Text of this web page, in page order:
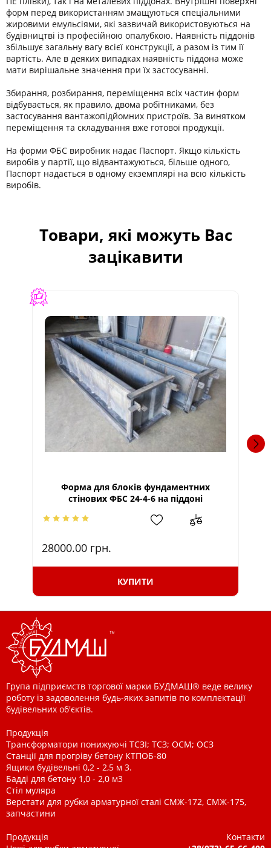
форм перед використанням змащуються спеціальними
жировими емульсіями, які зазвичай використовуються на
будівництві із професійною опалубкою. Наявність піддонів
збільшує загальну вагу всієї конструкції, а разом із тим її
вартість. Але в деяких випадках наявність піддона може
мати вирішальне значення при їх застосуванні.
Збирання, розбирання, переміщення всіх частин форм
відбувається, як правило, двома робітниками, без
застосування вантажопідйомних пристроїв. За винятком
переміщення та складування вже готової продукції.
На форми ФБС виробник надає Паспорт. Якщо кількість
виробів у партії, що відвантажуються, більше одного,
Паспорт надається в одному екземплярі на всю кількість
виробів.
Товари, які можуть Вас
зацікавити
Форма для блоків фундаментних
стінових ФБС 24-4-6 на піддоні
28000.00 грн.
КУПИТИ
Група підприємств торгової марки БУДМАШ® веде велику
роботу із задоволення будь-яких запитів по комплектації
будівельних об'єктів.
Продукція
Трансформатори понижуючі ТСЗІ; ТСЗ; ОСМ; ОСЗ
Станції для прогріву бетону КТПОБ-80
Ящики будівельні 0,2 - 2,5 м 3.
Бадді для бетону 1,0 - 2,0 м3
Стіл муляра
Верстати для рубки арматурної сталі СМЖ-172, СМЖ-175,
запчастини
Продукція
Контакти